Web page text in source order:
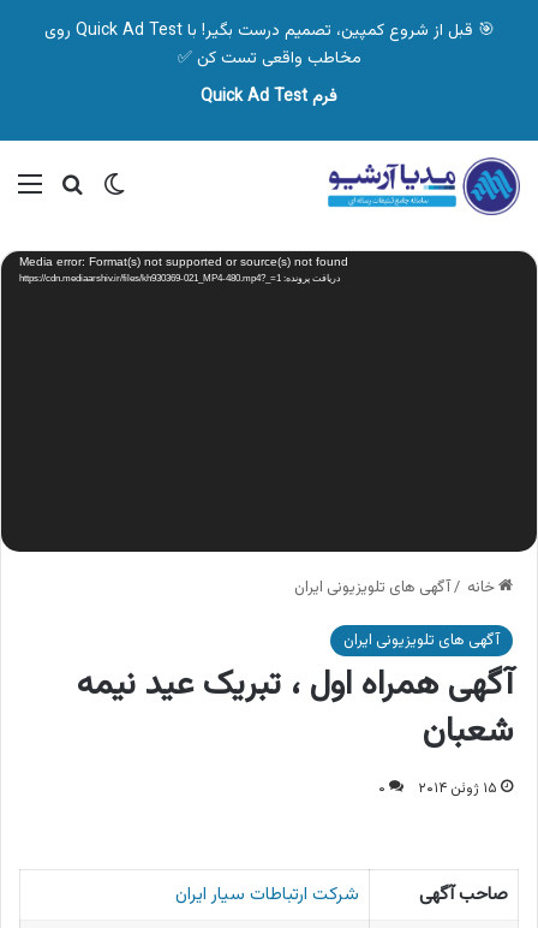
🎯 قبل از شروع کمپین، تصمیم درست بگیر! با Quick Ad Test روی
مخاطب واقعی تست کن ✅
فرم Quick Ad Test
تغییر پوسته
نمایشگر
ویدیو Media error: Format(s) not supported or source(s) not found
دریافت پرونده: https://cdn.mediaarshiv.ir/files/kh930369-021_MP4-480.mp4?_=1
خانه /آگهی های تلویزیونی ایران
آگهی های تلویزیونی ایران
آگهی همراه اول ، تبریک عید نیمه
شعبان
۱۵ ژوئن ۲۰۱۴ ۰
صاحب آگهی
شرکت ارتباطات سیار ایران